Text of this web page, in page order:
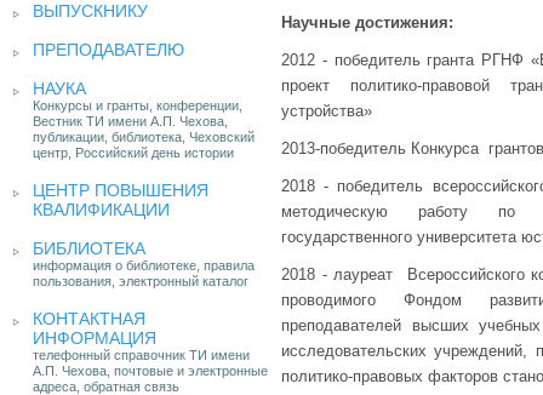
ВЫПУСКНИКУ
ПРЕПОДАВАТЕЛЮ
НАУКА
Конкурсы и гранты, конференции,
Вестник ТИ имени А.П. Чехова,
публикации, библиотека, Чеховский
центр, Российский день истории
ЦЕНТР ПОВЫШЕНИЯ
КВАЛИФИКАЦИИ
БИБЛИОТЕКА
информация о библиотеке, правила
пользования, электронный каталог
КОНТАКТНАЯ
ИНФОРМАЦИЯ
телефонный справочник ТИ имени
А.П. Чехова, почтовые и электронные
адреса, обратная связь
Научные достижения:
2012 - победитель гранта РГНФ
проект политико-правовой
устройства»
2013-победитель Конкурса
2018 - победитель
методическую работу по
государственного университета
2018 - лауреат Всероссийского
проводимого Фондом
преподавателей высших
исследовательских учреждений,
политико-правовых факторов